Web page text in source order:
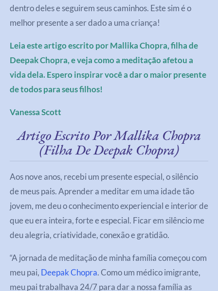
dentro deles e seguirem seus caminhos. Este sim é o
melhor presente a ser dado a uma criança!
Leia este artigo escrito por Mallika Chopra, filha de
Deepak Chopra, e veja como a meditação afetou a
vida dela. Espero inspirar você a dar o maior presente
de todos para seus filhos!
Vanessa Scott
Artigo Escrito Por Mallika Chopra
(filha De Deepak Chopra)
Aos nove anos, recebi um presente especial, o silêncio
de meus pais. Aprender a meditar em uma idade tão
jovem, me deu o conhecimento experiencial e interior de
que eu era inteira, forte e especial. Ficar em silêncio me
deu alegria, criatividade, conexão e gratidão.
“A jornada de meditação de minha família começou com
meu pai, Deepak Chopra. Como um médico imigrante,
meu pai trabalhava 24/7 para dar a nossa família as